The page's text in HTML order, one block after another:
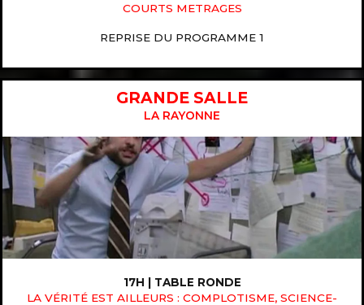
COURTS METRAGES
REPRISE DU PROGRAMME 1
GRANDE SALLE
LA RAYONNE
17H | TABLE RONDE
LA VÉRITÉ EST AILLEURS : COMPLOTISME, SCIENCE-